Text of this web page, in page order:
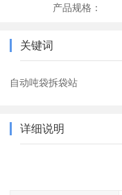
产品规格：
关键词
自动吨袋拆袋站
详细说明